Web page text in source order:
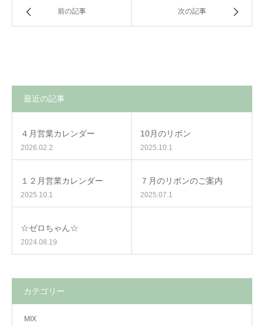
前の記事 次の記事
最近の記事
４月営業カレンダー
2026.02.2
10月のリボン
2025.10.1
１２月営業カレンダー
2025.10.1
７月のリボンのご案内
2025.07.1
☆ゼロちゃん☆
2024.08.19
カテゴリー
MIX